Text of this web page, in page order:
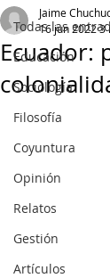
Todas las
Educación
Sociología
Filosofía
Coyuntura
Opinión
Relatos
Gestión
Artículos
Ecuador:
Jaime
16 jun 20223